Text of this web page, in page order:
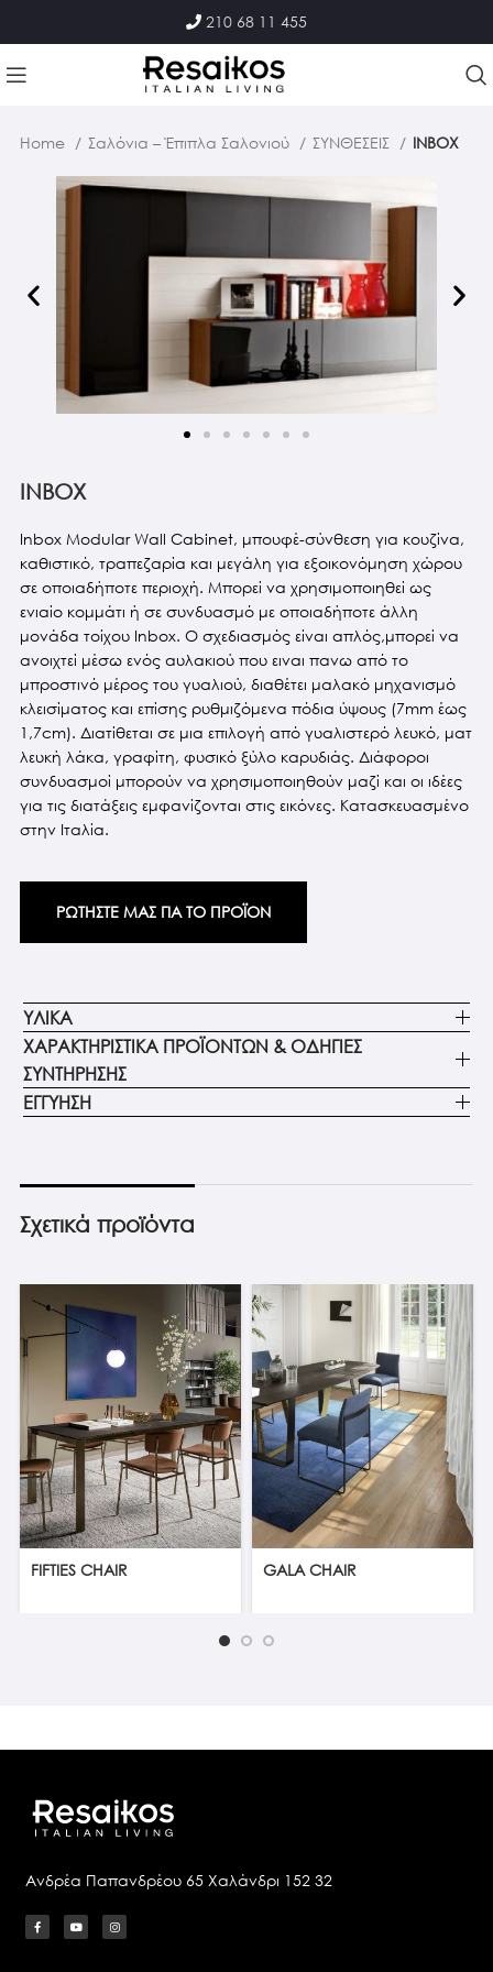
210 68 11 455
Home Σαλόνια – Έπιπλα Σαλονιού ΣΥΝΘΕΣΕΙΣ INBOX
INBOX
Inbox Modular Wall Cabinet, μπουφέ-σύνθεση για κουζίνα,
καθιστικό, τραπεζαρία και μεγάλη για εξοικονόμηση χώρου
σε οποιαδήποτε περιοχή. Μπορεί να χρησιμοποιηθεί ως
ενιαίο κομμάτι ή σε συνδυασμό με οποιαδήποτε άλλη
μονάδα τοίχου Inbox. Ο σχεδιασμός είναι απλός,μπορεί να
ανοιχτεί μέσω ενός αυλακιού που ειναι πανω από το
μπροστινό μέρος του γυαλιού, διαθέτει μαλακό μηχανισμό
κλεισίματος και επίσης ρυθμιζόμενα πόδια ύψους (7mm έως
1,7cm). Διατίθεται σε μια επιλογή από γυαλιστερό λευκό, ματ
λευκή λάκα, γραφίτη, φυσικό ξύλο καρυδιάς. Διάφοροι
συνδυασμοί μπορούν να χρησιμοποιηθούν μαζί και οι ιδέες
για τις διατάξεις εμφανίζονται στις εικόνες. Κατασκευασμένο
στην Ιταλία.
ΡΩΤΗΣΤΕ ΜΑΣ ΓΙΑ ΤΟ ΠΡΟΪΟΝ
ΥΛΙΚΑ
ΧΑΡΑΚΤΗΡΙΣΤΙΚΑ ΠΡΟΪΟΝΤΩΝ & ΟΔΗΓΙΕΣ
ΣΥΝΤΗΡΗΣΗΣ
ΕΓΓΥΗΣΗ
Σχετικά προϊόντα
FIFTIES CHAIR GALA CHAIR
Ανδρέα Παπανδρέου 65 Χαλάνδρι 152 32